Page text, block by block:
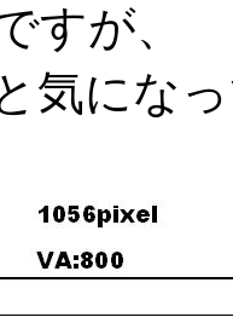
すが、
気にな